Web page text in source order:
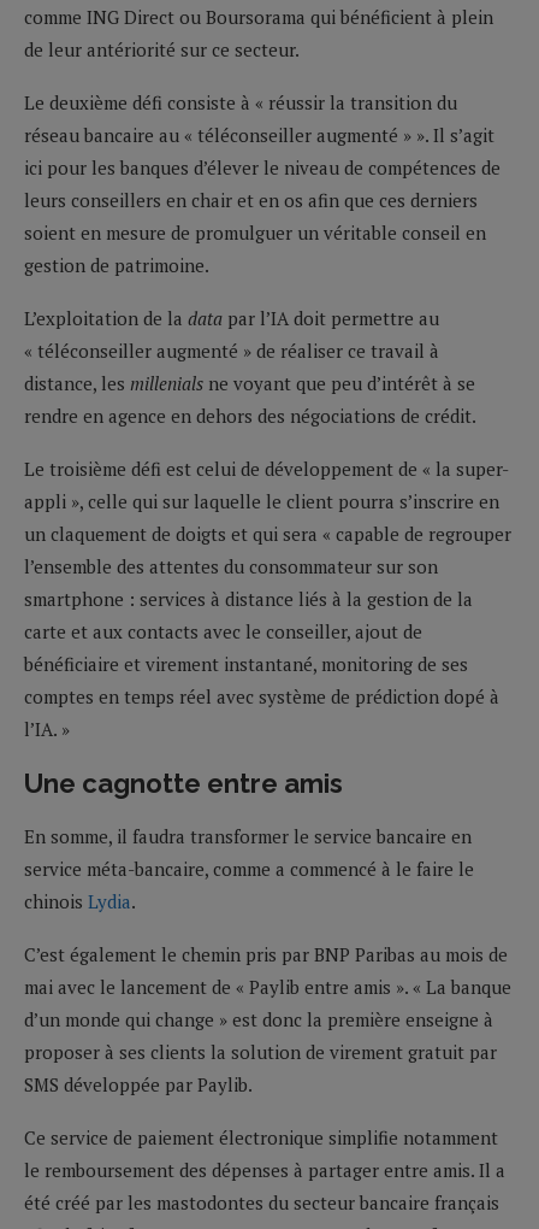
comme ING Direct ou Boursorama qui bénéficient à plein
de leur antériorité sur ce secteur.
Le deuxième défi consiste à « réussir la transition du
réseau bancaire au « téléconseiller augmenté » ». Il s’agit
ici pour les banques d’élever le niveau de compétences de
leurs conseillers en chair et en os afin que ces derniers
soient en mesure de promulguer un véritable conseil en
gestion de patrimoine.
L’exploitation de la data par l’IA doit permettre au
« téléconseiller augmenté » de réaliser ce travail à
distance, les millenials ne voyant que peu d’intérêt à se
rendre en agence en dehors des négociations de crédit.
Le troisième défi est celui de développement de « la super-
appli », celle qui sur laquelle le client pourra s’inscrire en
un claquement de doigts et qui sera « capable de regrouper
l’ensemble des attentes du consommateur sur son
smartphone : services à distance liés à la gestion de la
carte et aux contacts avec le conseiller, ajout de
bénéficiaire et virement instantané, monitoring de ses
comptes en temps réel avec système de prédiction dopé à
l’IA. »
Une cagnotte entre amis
En somme, il faudra transformer le service bancaire en
service méta-bancaire, comme a commencé à le faire le
chinois Lydia.
C’est également le chemin pris par BNP Paribas au mois de
mai avec le lancement de « Paylib entre amis ». « La banque
d’un monde qui change » est donc la première enseigne à
proposer à ses clients la solution de virement gratuit par
SMS développée par Paylib.
Ce service de paiement électronique simplifie notamment
le remboursement des dépenses à partager entre amis. Il a
été créé par les mastodontes du secteur bancaire français